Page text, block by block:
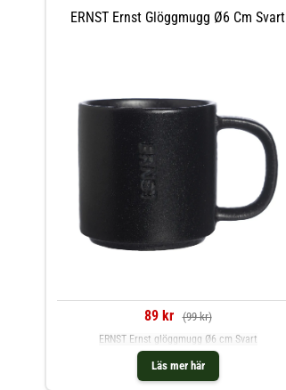
ERNST Ernst Glöggmugg Ø6 Cm Svart
89 kr (99 kr)
Läs mer här
ERNST Ernst glöggmugg Ø6 cm Svart